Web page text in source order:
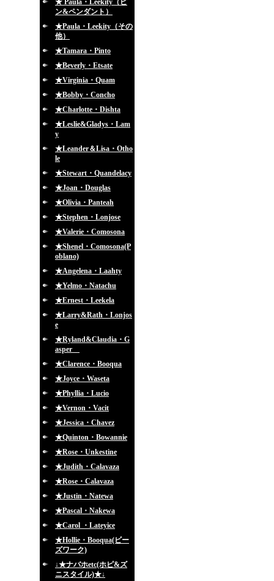
★ Paula・Leekity（ピ
ン&ペンダント）
★Paula・Leekity（その
他）
★Tamara・Pinto
★Beverly・Etsate
★Virginia・Quam
★Bobby・Concho
★Charlotte・Dishta
★Leslie&Gladys・Lam
y
★Leander＆Lisa・Otho
le
★Stewart・Quandelacy
★Joan・Douglas
★Olivia・Panteah
★Stephen・Lonjose
★Valerie・Comosona
★Shenel・Comosona(P
oblano)
★Angelena・Laahty
★Yelmo・Natachu
★Ernest・Leekela
★Larry&Rath・Lonjos
e
★Ryland&Claudia・G
asper
★Clarence・Booqua
★Joyce・Waseta
★Phyllia・Lucio
★Vernon・Vacit
★Jessica・Chavez
★Quinton・Bowannie
★Rose・Unkestine
★Judith・Calavaza
★Rose・Calavaza
★Justin・Natewa
★Pascal・Nakewa
★Carol ・Lateyice
★Hollie・Booqua(ビー
ズワーク)
↓★ナバホetc(ホピ&ズ
ニスタイル)★↓